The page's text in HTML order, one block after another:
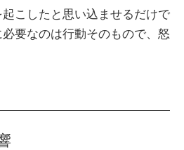
こしたと思い込ませるだけで
要なのは行動そのもので、怒